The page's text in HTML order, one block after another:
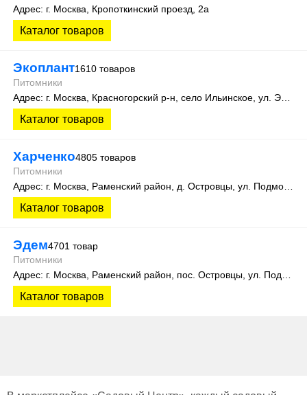
Адрес: г. Москва, Кропоткинский проезд, 2а
Каталог товаров
Экоплант1610 товаров
Питомники
Каталог товаров
Харченко4805 товаров
Питомники
Каталог товаров
Эдем4701 товар
Питомники
Каталог товаров